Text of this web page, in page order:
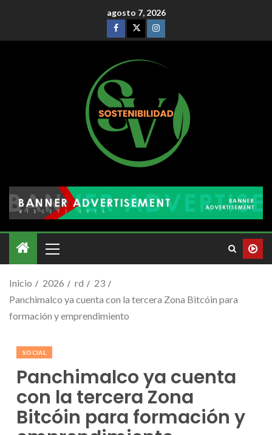
agosto 7, 2026
Inicio 2026 rd
23
Panchimalco ya cuenta con la tercera Zona Bitcóin para
formación y emprendimiento
SOCIAL
Panchimalco ya cuenta
con la tercera Zona
Bitcóin para formación y